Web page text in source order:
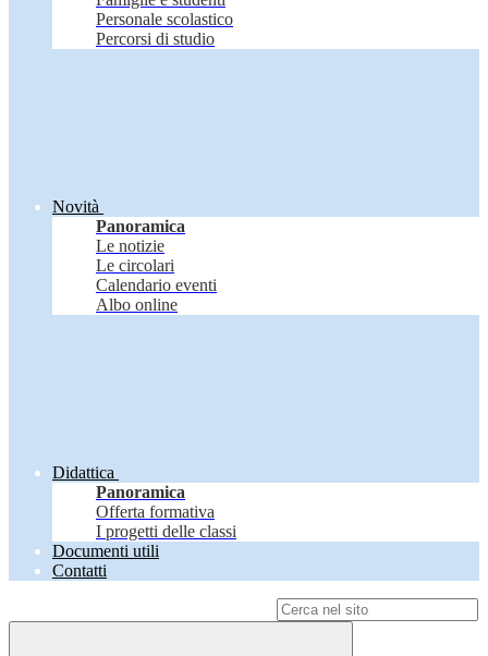
Personale scolastico
Percorsi di studio
Novità
Panoramica
Le notizie
Le circolari
Calendario eventi
Albo online
Didattica
Panoramica
Offerta formativa
I progetti delle classi
Documenti utili
Contatti